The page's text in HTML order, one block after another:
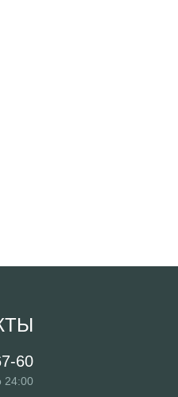
60
24:00